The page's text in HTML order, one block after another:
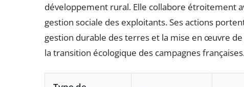
développement rural. Elle collabore étroitement
gestion sociale des exploitants. Ses actions
gestion durable des terres et la mise en œuvre
la transition écologique des campagnes